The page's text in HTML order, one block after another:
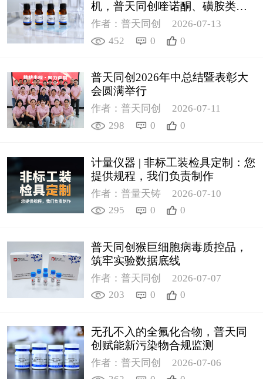
机，普天同创喹诺酮、磺胺类质
控新品筑牢环境安全防线
作者：普天同创
2026-07-13
452
0 0
普天同创2026年中总结暨表彰大
会圆满举行
作者：普天同创
2026-07-11
298
0 0
计量仪器 | 非标工装检具定制：您
提供规程，我们负责制作
作者：普量天铸
2026-07-10
295
0 0
普天同创猴巨细胞病毒质控品，
筑牢实验数据底线
作者：普天同创
2026-07-07
203
0 0
无孔不入的全氟化合物，普天同
创赋能新污染物合规监测
作者：普天同创
2026-07-06